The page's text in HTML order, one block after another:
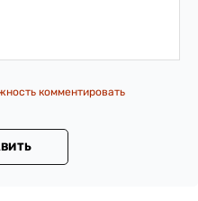
комментировать